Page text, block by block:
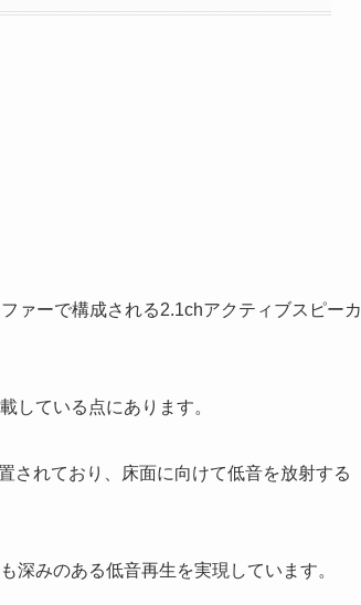
ァーで構成される2.1chアクティブスピーカ
している点にあります。
されており、床面に向けて低音を放射する
深みのある低音再生を実現しています。